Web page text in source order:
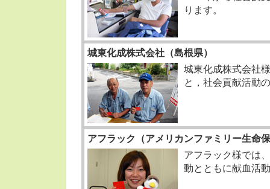
ります。
城東化成株式会社（島根県）
城東化成株式会社
と，社会貢献活動
アフラック（アメリカンファミリー生命
アフラック様では
動とともに献血活